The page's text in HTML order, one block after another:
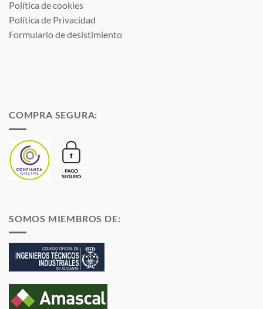
Política de cookies
Política de Privacidad
Formulario de desistimiento
COMPRA SEGURA:
SOMOS MIEMBROS DE: